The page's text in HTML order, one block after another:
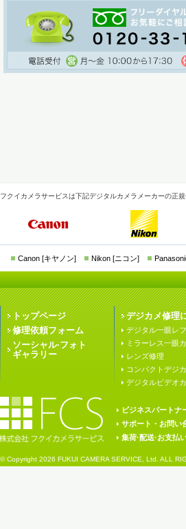
フクイカメラサービスは下記デジタルカメラメーカーの正規
Canon [キヤノン] Nikon [ニコン]
トップページ
修理依頼フォーム
ソーシャル·フォト
ギャラリー
デジカメ修理
デジタル一眼レ
ミラーレス一眼
レンズ修理
コンパクトデジ
デジタルビデオ
ビジネスパートナ
サポート・お問い
集荷·配送·お支払
© Copyright 2026 FUKUI CAMERA SERVICE, Ltd. ALL